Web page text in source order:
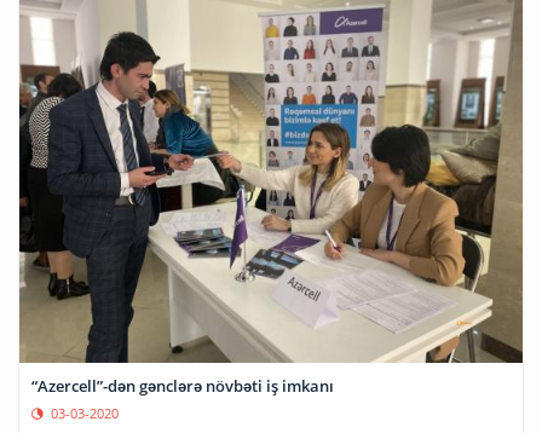
“Azercell”-dən gənclərə növbəti iş imkanı
03-03-2020